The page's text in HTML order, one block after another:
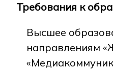
Требования к
Высшее
направлениям